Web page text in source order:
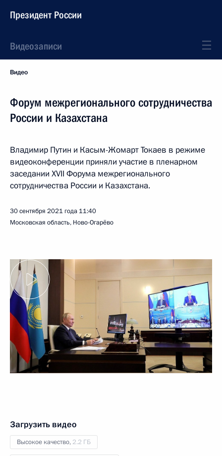
Президент России
Видеозаписи
Видео
Форум межрегионального сотрудничества
России и Казахстана
Владимир Путин и Касым-Жомарт Токаев в режиме
видеоконференции приняли участие в пленарном
заседании XVII Форума межрегионального
сотрудничества России и Казахстана.
30 сентября 2021 года 11:40
Московская область, Ново-Огарёво
Загрузить видео
Высокое качество, 2.2 ГБ